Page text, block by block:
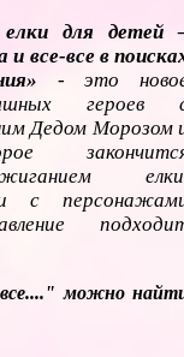
елки для детей
все-все в
- это
героев
Дедом Морозом
с
все...." можно